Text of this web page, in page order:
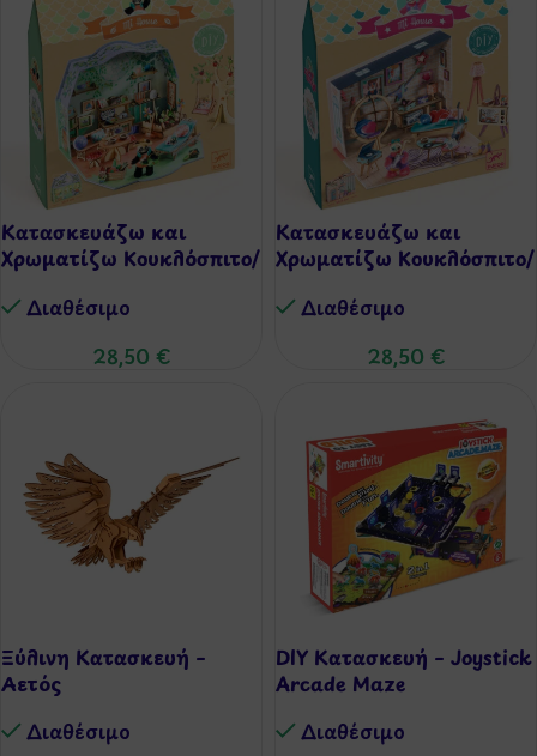
Κατασκευάζω και
Χρωματίζω Κουκλόσπιτο/
Διαθέσιμo
28,50 €
Κατασκευάζω και
Χρωματίζω Κουκλόσπιτο/
Διαθέσιμo
28,50 €
Ξύλινη Κατασκευή –
Αετός
Διαθέσιμo
DIY Κατασκευή – Joystick
Arcade Maze
Διαθέσιμo